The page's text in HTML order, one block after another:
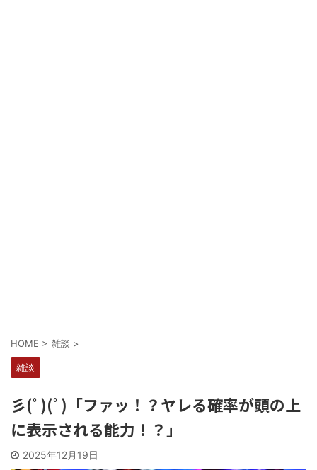
HOME > 雑談 >
雑談
彡(ﾟ)(ﾟ)「ファッ！？ヤレる確率が頭の上
に表示される能力！？」
2025年12月19日